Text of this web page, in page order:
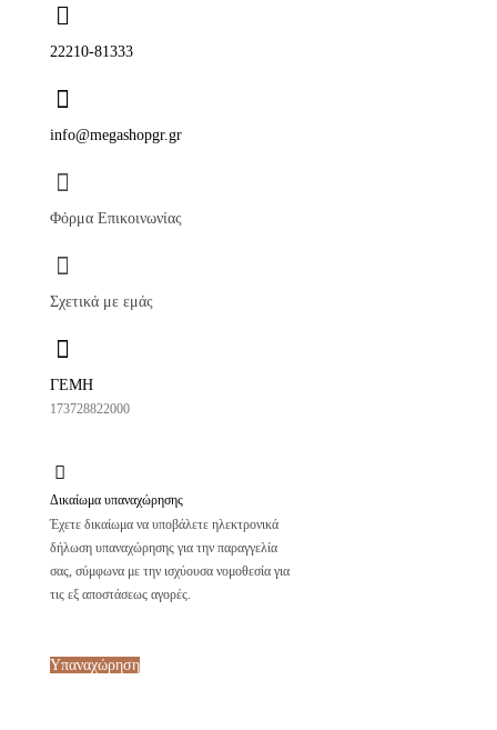
22210-81333
info@megashopgr.gr
Φόρμα Επικοινωνίας
Σχετικά με εμάς
ΓΕΜΗ
173728822000
Δικαίωμα υπαναχώρησης
Έχετε δικαίωμα να υποβάλετε ηλεκτρονικά
δήλωση υπαναχώρησης για την παραγγελία
σας, σύμφωνα με την ισχύουσα νομοθεσία για
τις εξ αποστάσεως αγορές.
Υπαναχώρηση